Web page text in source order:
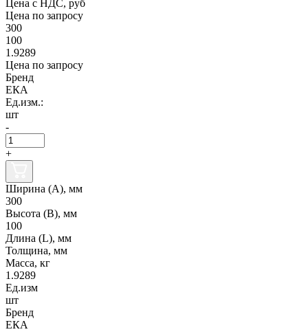
Цена с НДС, руб
Цена по запросу
300
100
1.9289
Цена по запросу
Бренд
ЕКА
Ед.изм.:
шт
-
+
Ширина (А), мм
300
Высота (В), мм
100
Длина (L), мм
Толщина, мм
Масса, кг
1.9289
Ед.изм
шт
Бренд
ЕКА